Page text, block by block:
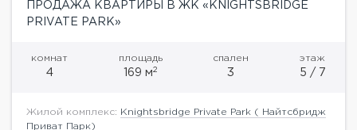
ПРОДАЖА КВАРТИРЫ В ЖК «KNIGHTSBRIDGE
PRIVATE PARK»
комнат
4
площадь
169 м2
спален
3
этаж
5 / 7
Жилой комплекс:
Knightsbridge Private Park ( Найтсбридж
Приват Парк)